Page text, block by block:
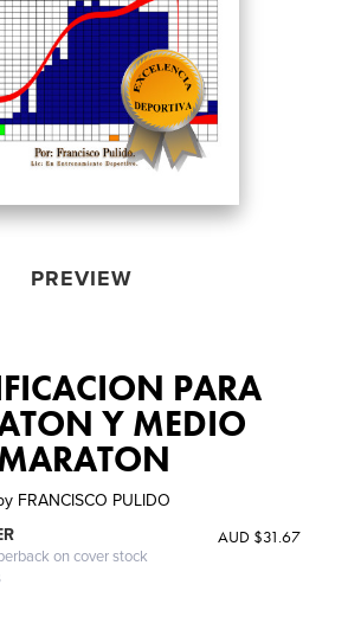
PREVIEW
PARA
Y MEDIO
FRANCISCO PULIDO
on cover stock
AUD $31.67